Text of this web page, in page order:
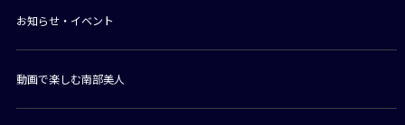
お知らせ・イベント
動画で楽しむ南部美人